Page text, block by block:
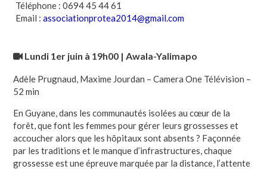
Téléphone : 0694 45 44 61
Email : associationprotea2014@gmail.com
Lundi 1er juin à 19h00 | Awala-Yalimapo
Adèle Prugnaud, Maxime Jourdan – Camera One Télévision –
52 min
En Guyane, dans les communautés isolées au cœur de la
forêt, que font les femmes pour gérer leurs grossesses et
accoucher alors que les hôpitaux sont absents ? Façonnée
par les traditions et le manque d’infrastructures, chaque
grossesse est une épreuve marquée par la distance, l’attente